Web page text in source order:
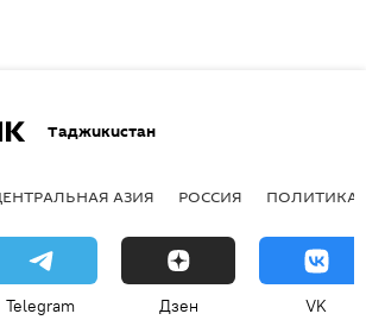
Таджикистан
АЗИЯ РОССИЯ ПОЛИТИКА
Telegram Дзен VK